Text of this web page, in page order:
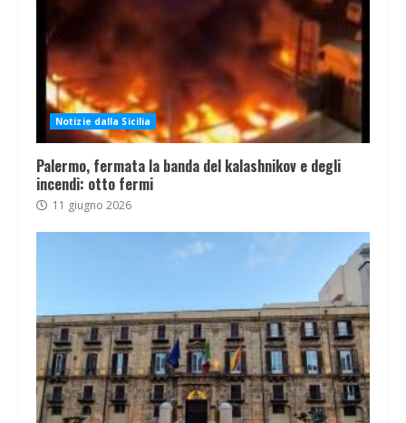
Notizie dalla Sicilia
Palermo, fermata la banda del kalashnikov e degli
incendi: otto fermi
11 giugno 2026